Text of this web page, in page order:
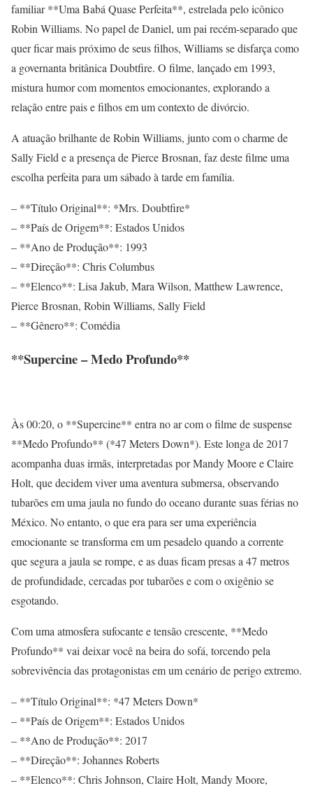
familiar **Uma Babá Quase Perfeita**, estrelada pelo icônico
Robin Williams. No papel de Daniel, um pai recém-separado que
quer ficar mais próximo de seus filhos, Williams se disfarça como
a governanta britânica Doubtfire. O filme, lançado em 1993,
mistura humor com momentos emocionantes, explorando a
relação entre pais e filhos em um contexto de divórcio.
A atuação brilhante de Robin Williams, junto com o charme de
Sally Field e a presença de Pierce Brosnan, faz deste filme uma
escolha perfeita para um sábado à tarde em família.
– **Título Original**: *Mrs. Doubtfire*
– **País de Origem**: Estados Unidos
– **Ano de Produção**: 1993
– **Direção**: Chris Columbus
– **Elenco**: Lisa Jakub, Mara Wilson, Matthew Lawrence,
Pierce Brosnan, Robin Williams, Sally Field
– **Gênero**: Comédia
**Supercine – Medo Profundo**
Às 00:20, o **Supercine** entra no ar com o filme de suspense
**Medo Profundo** (*47 Meters Down*). Este longa de 2017
acompanha duas irmãs, interpretadas por Mandy Moore e Claire
Holt, que decidem viver uma aventura submersa, observando
tubarões em uma jaula no fundo do oceano durante suas férias no
México. No entanto, o que era para ser uma experiência
emocionante se transforma em um pesadelo quando a corrente
que segura a jaula se rompe, e as duas ficam presas a 47 metros
de profundidade, cercadas por tubarões e com o oxigênio se
esgotando.
Com uma atmosfera sufocante e tensão crescente, **Medo
Profundo** vai deixar você na beira do sofá, torcendo pela
sobrevivência das protagonistas em um cenário de perigo extremo.
– **Título Original**: *47 Meters Down*
– **País de Origem**: Estados Unidos
– **Ano de Produção**: 2017
– **Direção**: Johannes Roberts
– **Elenco**: Chris Johnson, Claire Holt, Mandy Moore,